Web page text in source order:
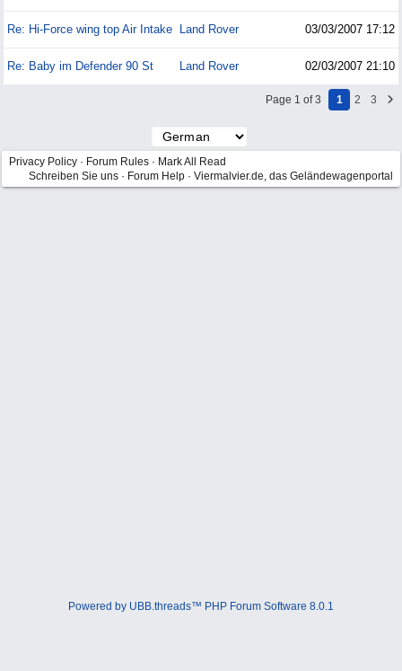
Re: Hi-Force wing top Air Intake Land Rover 03/03/2007 17:12
Re: Baby im Defender 90 St Land Rover 02/03/2007 21:10
Page 1 of 3 1 2 3
Privacy Policy · Forum Rules · Mark All Read
Schreiben Sie uns · Forum Help · Viermalvier.de, das Geländewagenportal
Powered by UBB.threads™ PHP Forum Software 8.0.1